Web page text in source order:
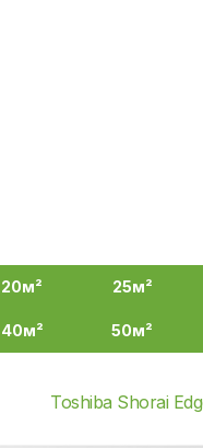
20м² 25м²
40м² 50м²
Toshiba Shorai